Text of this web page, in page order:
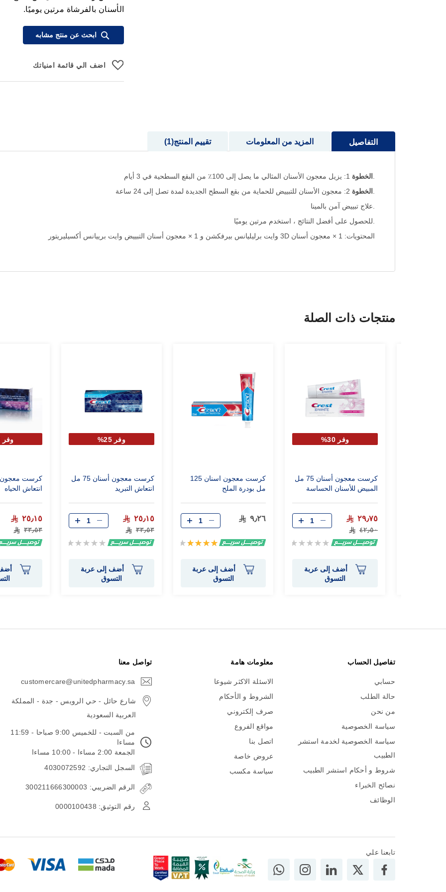
الأسنان بالفرشاة مرتين يوميًا.
ابحث عن منتج مشابه
اضف الي قائمة امنياتك
التفاصيل
الخطوة
الخطوة
.علاج تبييض آمن بالمينا
.للحصول على أفضل النتائج ، استخدم مرتين يوميًا
المحتويات: 1 × معجون أسنان 3D وايت برليليانس بيرفكشن و 1 × معجون أسنان التبييض وايت برييانس أكسيليريتور
المزيد من المعلومات تقييم المنتج 1
منتجات ذات الصلة
وفر 30%
كرست معجون أسنان 75 مل
المبيض للأسنان الحساسة
٢٩٫٧٥
٤٢٫٥٠
Rating:
أضف إلى عربة
التسوق
كرست معجون اسنان 125
مل بودرة الملح
٩٫٢٦
تقييم:
أضف إلى عربة
التسوق
وفر 25%
كرست معجون أسنان 75 مل
انتعاش التبريد
٢٥٫١٥
٣٣٫٥٣
Rating:
أضف إلى عربة
التسوق
وفر 25%
انتعاش الحياه
٢٥٫١٥
٣٣٫٥٣
تفاصيل الحساب
حسابي
حالة الطلب
من نحن
سياسة الخصوصية
سياسة الخصوصية لخدمة استشر
الطبيب
شروط و أحكام استشر الطبيب
نصائح الخبراء
الوظائف
معلومات هامة
الاسئلة الاكثر شيوعا
الشروط و الأحكام
صرف إلكتروني
مواقع الفروع
اتصل بنا
عروض خاصة
سياسة مكسب
تواصل معنا
customercare@unitedpharmacy.sa
شارع حائل - حي الرويس - جدة - المملكة
العربية السعودية
من السبت - للخميس 9:00 صباحا - 11:59
مساءا
الجمعة 2:00 مساءا - 10:00 مساءا
السجل التجاري: 4030072592
الرقم الضريبي: 300211666300003
رقم التوثيق: 0000100438
تابعنا علي